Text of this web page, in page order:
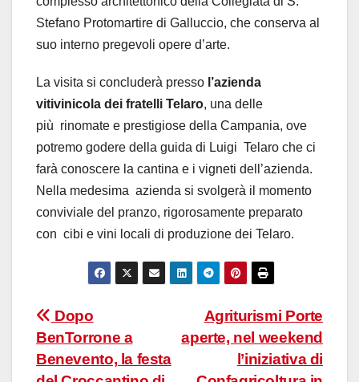
Stefano Protomartire di Galluccio, che conserva al
suo interno pregevoli opere d’arte.
La visita si concluderà presso l’azienda
vitivinicola dei fratelli Telaro, una delle
più rinomate e prestigiose della Campania, ove
potremo godere della guida di Luigi Telaro che ci
farà conoscere la cantina e i vigneti dell’azienda.
Nella medesima azienda si svolgerà il momento
conviviale del pranzo, rigorosamente preparato
con cibi e vini locali di produzione dei Telaro.
Navigazione
articoli
Agriturismi Porte
aperte, nel weekend
l’iniziativa di
Dopo
BenTorrone a
Benevento, la festa